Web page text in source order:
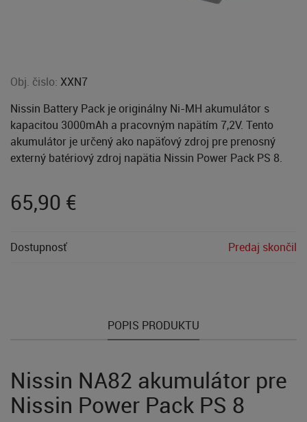
Obj. čislo: XXN7
Nissin Battery Pack je originálny Ni-MH akumulátor s
kapacitou 3000mAh a pracovným napätím 7,2V. Tento
akumulátor je určený ako napäťový zdroj pre prenosný
externý batériový zdroj napätia Nissin Power Pack PS 8.
65,90 €
Dostupnosť Predaj skončil
POPIS PRODUKTU
Nissin NA82 akumulátor pre
Nissin Power Pack PS 8